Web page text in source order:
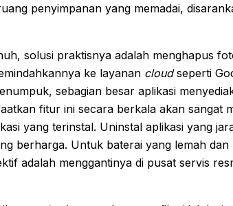
penyimpanan yang memadai,
solusi praktisnya adalah menghapus
ke layanan cloudseperti
sebagian besar aplikasi
fitur ini secara berkala akan sangat
yang terinstal. Uninstal aplikasi yang
berharga. Untuk baterai yang lemah dan
adalah menggantinya di pusat servis